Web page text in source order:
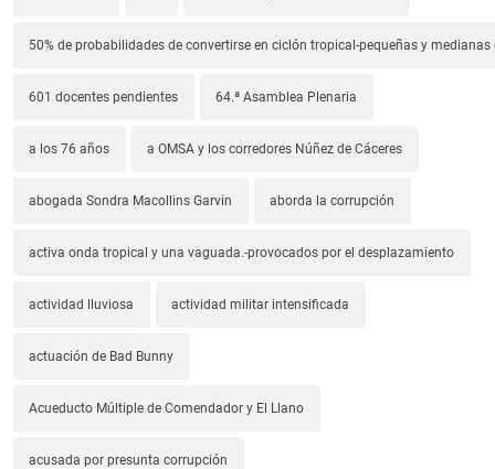
50% de probabilidades de convertirse en ciclón tropical-pequeñas y
601 docentes pendientes 64.ª Asamblea Plenaria
a los 76 años a OMSA y los corredores Núñez de Cáceres
abogada Sondra Macollins Garvin aborda la corrupción
activa onda tropical y una vaguada.-provocados por el desplazamiento
actividad lluviosa actividad militar intensificada
actuación de Bad Bunny
Acueducto Múltiple de Comendador y El Llano
acusada por presunta corrupción